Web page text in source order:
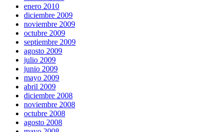
enero 2010
diciembre 2009
noviembre 2009
octubre 2009
septiembre 2009
agosto 2009
julio 2009
junio 2009
mayo 2009
abril 2009
diciembre 2008
noviembre 2008
octubre 2008
agosto 2008